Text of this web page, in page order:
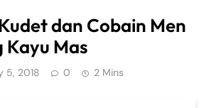
dan Cobain Men
Mas
5, 2018 0 2 Mins